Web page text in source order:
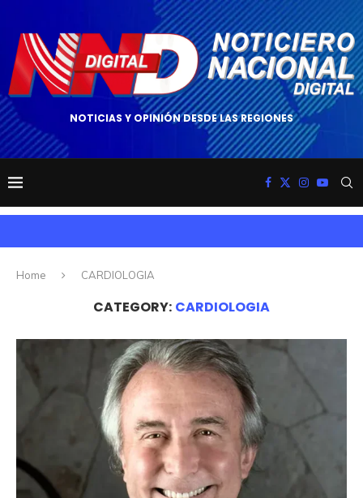
NOTICIAS Y OPINIÓN DESDE LAS REGIONES
Home CARDIOLOGIA
CATEGORY: CARDIOLOGIA